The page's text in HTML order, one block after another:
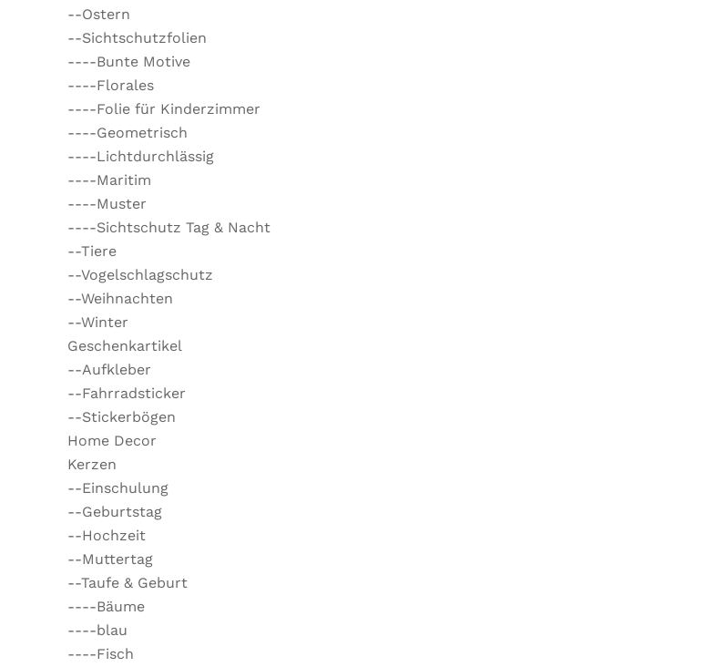
--Ostern
--Sichtschutzfolien
----Bunte Motive
----Florales
----Folie für Kinderzimmer
----Geometrisch
----Lichtdurchlässig
----Maritim
----Muster
----Sichtschutz Tag & Nacht
--Tiere
--Vogelschlagschutz
--Weihnachten
--Winter
Geschenkartikel
--Aufkleber
--Fahrradsticker
--Stickerbögen
Home Decor
Kerzen
--Einschulung
--Geburtstag
--Hochzeit
--Muttertag
--Taufe & Geburt
----Bäume
----blau
----Fisch